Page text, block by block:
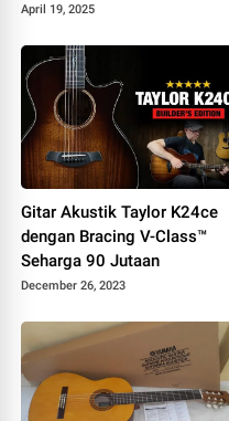
April 19, 2025
Gitar Akustik Taylor K24ce
dengan Bracing V-Class™
Seharga 90 Jutaan
December 26, 2023